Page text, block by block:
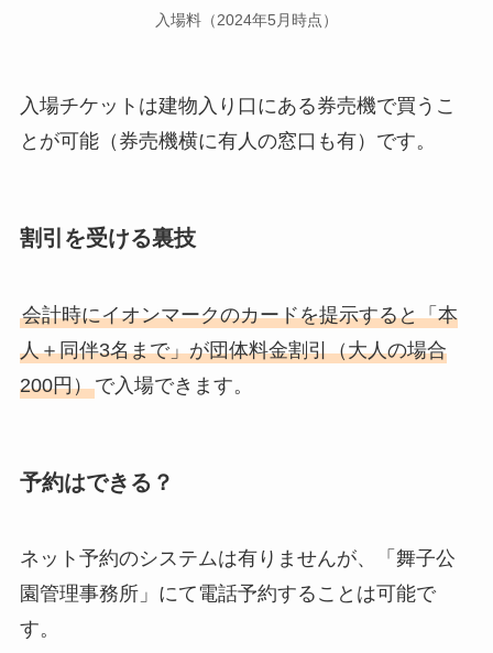
入場料（2024年5月時点）
入場チケットは建物入り口にある券売機で買うこ
とが可能（券売機横に有人の窓口も有）です。
割引を受ける裏技
会計時にイオンマークのカードを提示すると「本
人＋同伴3名まで」が団体料金割引（大人の場合
200円）で入場できます。
予約はできる？
ネット予約のシステムは有りませんが、「舞子公
園管理事務所」にて電話予約することは可能で
す。